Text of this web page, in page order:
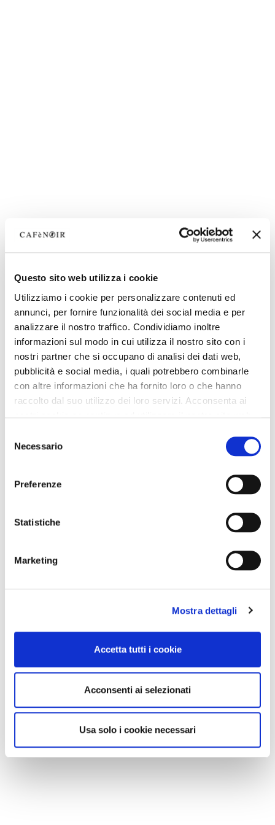
Questo sito web utilizza i cookie
Utilizziamo i cookie per personalizzare contenuti ed
annunci, per fornire funzionalità dei social media e per
analizzare il nostro traffico. Condividiamo inoltre
informazioni sul modo in cui utilizza il nostro sito con i
nostri partner che si occupano di analisi dei dati web,
pubblicità e social media, i quali potrebbero combinarle
con altre informazioni che ha fornito loro o che hanno
raccolto dal suo utilizzo dei loro servizi. Acconsenta ai
delNecessario
Preferenze
Statistiche
Marketing
Mostra dettagli
Accetta tutti i cookie
Acconsenti ai selezionati
Usa solo i cookie necessari